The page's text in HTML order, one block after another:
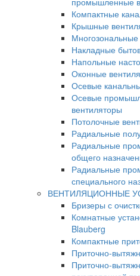
Компактные
Крышные
Накладные
Напольные
Оконные
Осевые
Осевые
вентиляторы
Потолочные
Радиальные
Радиальные
общего
Радиальные
специального
ВЕНТИЛЯЦИОННЫЕ
Бризеры с
Комнатные
Blauberg
Компактные
Приточно-
Приточно-